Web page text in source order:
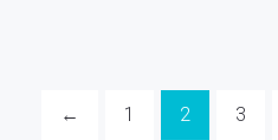
← 1 2 3